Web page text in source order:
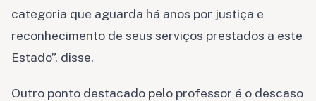
categoria que aguarda há anos por justiça e
reconhecimento de seus serviços prestados a este
Estado”, disse.
Outro ponto destacado pelo professor é o descaso